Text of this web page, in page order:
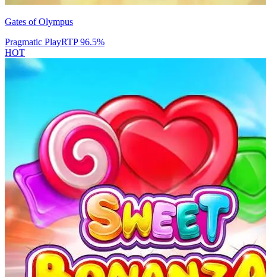
Gates of Olympus
Pragmatic PlayRTP96.5%
HOT